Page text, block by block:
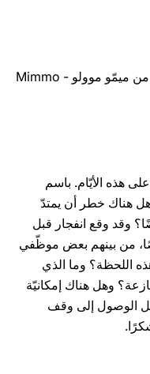
شكرًا صاحب القداسة. السّؤال التّالي من ميمّو موولو - Mimmo
هذه الأيّام. باسم
هل هناك خطر أن يمتدّ
وقد وقع انفجار قبل
تسبّب في قتل 18 شخصًا، من بينهم بعض موظّفي
اللحظة؟ وما الذي
وهل هناك إمكانيّة
الوصول إلى وقف